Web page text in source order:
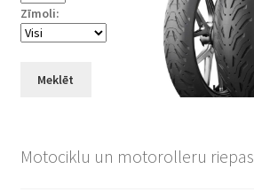
Zīmoli:
Meklēt
Motociklu un motorolleru riepas